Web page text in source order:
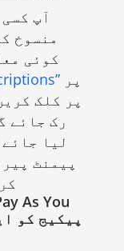
آپ
منسوخ
کوئی
رک جائے
لیا
پیمنٹ